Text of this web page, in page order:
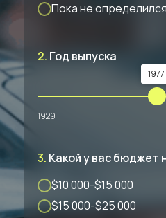
3. Какой у вас бюджет
$10 000-$15 000
$15 000-$25 000
2. Год выпуска
1977
1929
Пока не